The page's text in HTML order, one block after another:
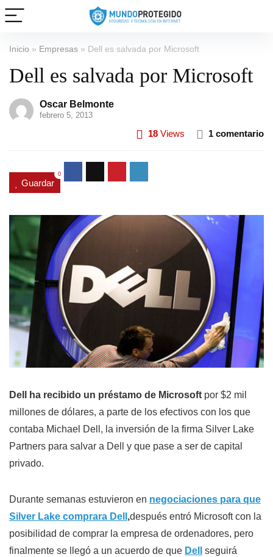
Inicio » Empresas » Dell es salvada por Microsoft
Dell es salvada por Microsoft
Oscar Belmonte
febrero 5, 2013
18 Views 1 comentario
Guardar
0
Dell ha recibido un préstamo de Microsoft por $2 mil
millones de dólares, a parte de los efectivos con los que
contaba Michael Dell, la inversión de la firma Silver Lake
Partners para salvar a Dell y que pase a ser de capital
privado.
Durante semanas estuvieron en negociaciones para que
Silver Lake comprara Dell ,después entró Microsoft con la
posibilidad de comprar la empresa de ordenadores, pero
finalmente se llegó a un acuerdo de que Dell
seguirá